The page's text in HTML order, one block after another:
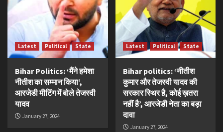
Latest Political State
Bihar Politics: ‘मैंने हमेशा
नीतीश का सम्मान किया’,
आरजेडी मीटिंग में बोले तेजस्वी
यादव
January 27, 2024
Latest Political State
Bihar politics: ‘नीतीश
कुमार और तेजस्वी यादव की
सरकार स्थिर है, कोई ख़तरा
नहीं है’, आरजेडी नेता का बड़ा
दावा
January 27, 2024